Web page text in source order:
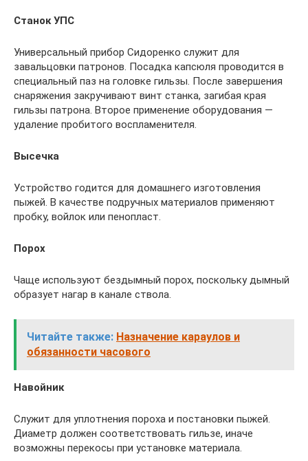
Станок УПС
Универсальный прибор Сидоренко служит для
завальцовки патронов. Посадка капсюля проводится в
специальный паз на головке гильзы. После завершения
снаряжения закручивают винт станка, загибая края
гильзы патрона. Второе применение оборудования —
удаление пробитого воспламенителя.
Высечка
Устройство годится для домашнего изготовления
пыжей. В качестве подручных материалов применяют
пробку, войлок или пенопласт.
Порох
Чаще используют бездымный порох, поскольку дымный
образует нагар в канале ствола.
Читайте также: Назначение караулов и
обязанности часового
Навойник
Служит для уплотнения пороха и постановки пыжей.
Диаметр должен соответствовать гильзе, иначе
возможны перекосы при установке материала.